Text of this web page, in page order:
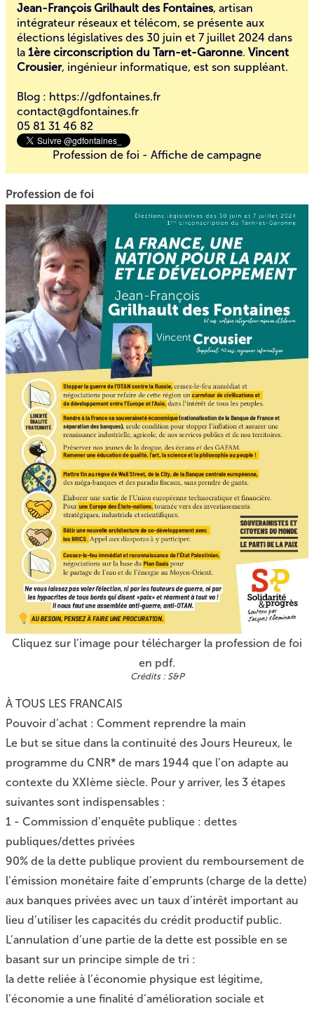
Jean-François Grilhault des Fontaines, artisan
intégrateur réseaux et télécom, se présente aux
élections législatives des 30 juin et 7 juillet 2024 dans
la 1ère circonscription du Tarn-et-Garonne. Vincent
Crousier, ingénieur informatique, est son suppléant.
Blog : https://gdfontaines.fr
contact@gdfontaines.fr
05 81 31 46 82
Profession de foi - Affiche de campagne
Profession de foi
Cliquez sur l’image pour télécharger la profession de foi
en pdf.
S&P
À TOUS LES FRANCAIS
Pouvoir d’achat : Comment reprendre la main
Le but se situe dans la continuité des Jours Heureux, le
programme du CNR* de mars 1944 que l’on adapte au
contexte du XXIème siècle. Pour y arriver, les 3 étapes
suivantes sont indispensables :
1 - Commission d’enquête publique : dettes
publiques/dettes privées
90% de la dette publique provient du remboursement de
l’émission monétaire faite d’emprunts (charge de la dette)
aux banques privées avec un taux d’intérêt important au
lieu d’utiliser les capacités du crédit productif public.
L’annulation d’une partie de la dette est possible en se
basant sur un principe simple de tri :
la dette reliée à l’économie physique est légitime,
l’économie a une finalité d’amélioration sociale et